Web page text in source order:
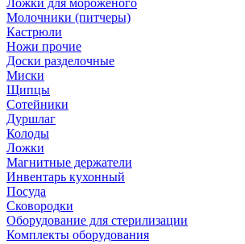
Ложки для мороженого
Молочники (питчеры)
Кастрюли
Ножи прочие
Доски разделочные
Миски
Щипцы
Сотейники
Дуршлаг
Колоды
Ложки
Магнитные держатели
Инвентарь кухонный
Посуда
Сковородки
Оборудование для стерилизации
Комплекты оборудования